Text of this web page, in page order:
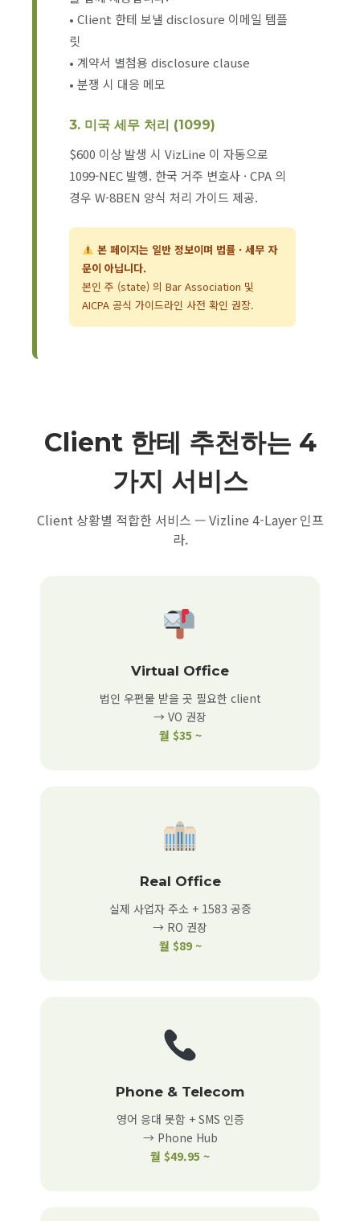
• Client 한테 보낼 disclosure 이메일 템플
릿
• 계약서 별첨용 disclosure clause
• 분쟁 시 대응 메모
3. 미국 세무 처리 (1099)
$600 이상 발생 시 VizLine 이 자동으로
1099-NEC 발행. 한국 거주 변호사 · CPA 의
경우 W-8BEN 양식 처리 가이드 제공.
본 페이지는 일반 정보이며 법률 · 세무 자
문이 아닙니다.
본인 주 (state) 의 Bar Association 및
AICPA 공식 가이드라인 사전 확인 권장.
Client 한테 추천하는 4
가지 서비스
Client 상황별 적합한 서비스 — Vizline 4-Layer 인프
라.
Virtual Office
법인 우편물 받을 곳 필요한 client
→ VO 권장
월 $35 ~
Real Office
실제 사업자 주소 + 1583 공증
→ RO 권장
월 $89 ~
Phone & Telecom
영어 응대 못함 + SMS 인증
→ Phone Hub
월 $49.95 ~